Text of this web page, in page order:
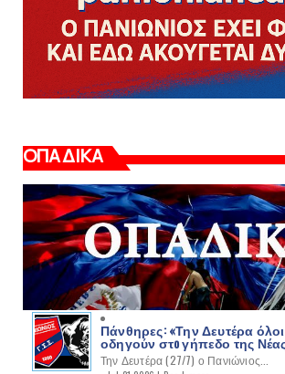
ΟΠΑΔΙΚΑ
Πάνθηρες: «Την Δευτέρα
οδηγούν στo γήπεδο της
Την Δευτέρα (27/7) ο Πανιώνιος...